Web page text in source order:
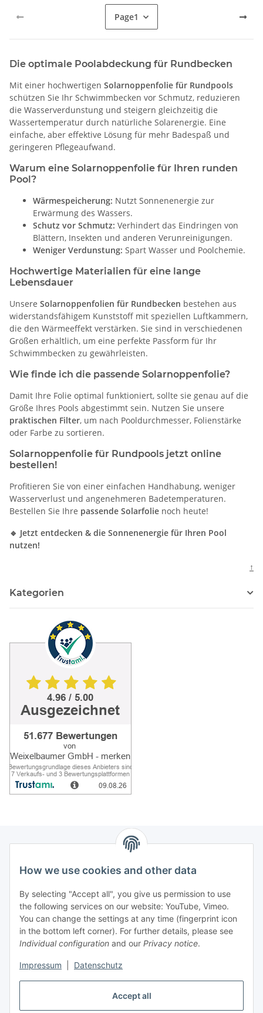
Accept all
How we use cookies and other data
By selecting "Accept all", you give us permission to use
the following services on our website: YouTube, Vimeo.
You can change the settings at any time (fingerprint icon
in the bottom left corner). For further details, please see
Individual configuration and our Privacy notice.
Impressum Datenschutz
Page1
Die optimale Poolabdeckung für Rundbecken
Mit einer hochwertigen Solarnoppenfolie für Rundpools
schützen Sie Ihr Schwimmbecken vor Schmutz, reduzieren
die Wasserverdunstung und steigern gleichzeitig die
Wassertemperatur durch natürliche Solarenergie. Eine
einfache, aber effektive Lösung für mehr Badespaß und
geringeren Pflegeaufwand.
Warum eine Solarnoppenfolie für Ihren runden
Pool?
Wärmespeicherung: Nutzt Sonnenenergie zur
Erwärmung des Wassers.
Schutz vor Schmutz: Verhindert das Eindringen von
Blättern, Insekten und anderen Verunreinigungen.
Weniger Verdunstung: Spart Wasser und Poolchemie.
Hochwertige Materialien für eine lange
Lebensdauer
Unsere Solarnoppenfolien für Rundbecken bestehen aus
widerstandsfähigem Kunststoff mit speziellen Luftkammern,
die den Wärmeeffekt verstärken. Sie sind in verschiedenen
Größen erhältlich, um eine perfekte Passform für Ihr
Schwimmbecken zu gewährleisten.
Wie finde ich die passende Solarnoppenfolie?
Damit Ihre Folie optimal funktioniert, sollte sie genau auf die
Größe Ihres Pools abgestimmt sein. Nutzen Sie unsere
praktischen Filter, um nach Pooldurchmesser, Folienstärke
oder Farbe zu sortieren.
Solarnoppenfolie für Rundpools jetzt online
bestellen!
Profitieren Sie von einer einfachen Handhabung, weniger
Wasserverlust und angenehmeren Badetemperaturen.
Bestellen Sie Ihre passende Solarfolie noch heute!
🔹 Jetzt entdecken & die Sonnenenergie für Ihren Pool
nutzen!
↑
Kategorien
Information
Legal
strong brands